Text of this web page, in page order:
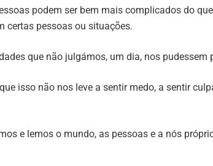
podem ser bem mais complicados do
certas pessoas ou situações.
que não julgámos, um dia, nos pudessem
isso não nos leve a sentir medo, a sentir
e lemos o mundo, as pessoas e a nós